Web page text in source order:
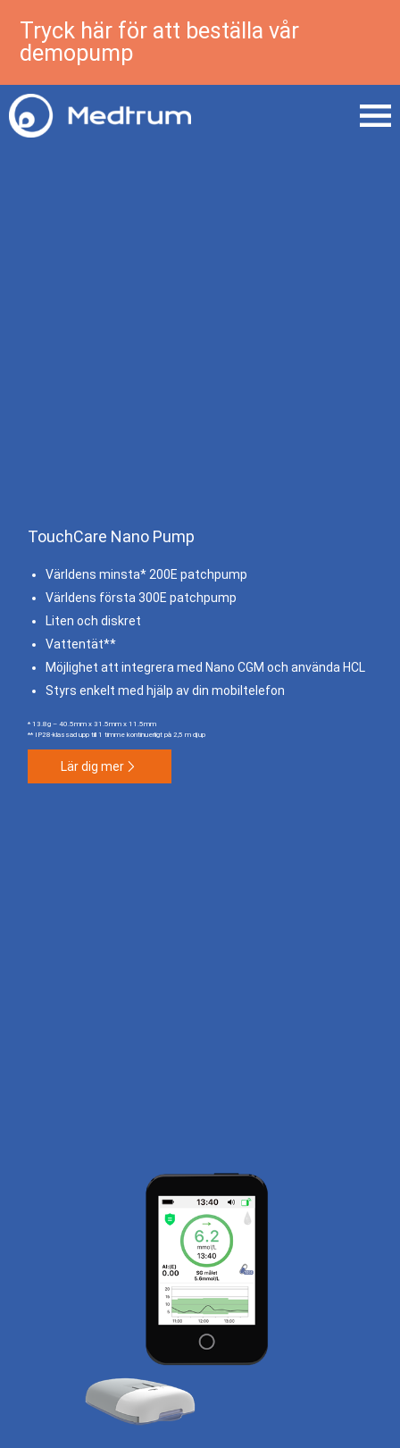
Tryck här för att beställa vår
demopump
TouchCare Nano Pump
Världens minsta* 200E patchpump
Världens första 300E patchpump
Liten och diskret
Vattentät**
Möjlighet att integrera med Nano CGM och använda HCL
Styrs enkelt med hjälp av din mobiltelefon
* 13.8g – 40.5mm x 31.5mm x 11.5mm
** IP28-klassad upp till 1 timme kontinuerligt på 2,5 m djup
Lär dig mer